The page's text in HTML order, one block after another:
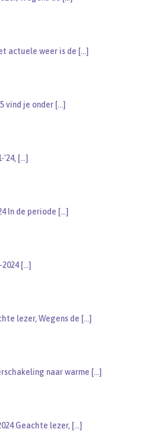
actuele weer is de […]
vind je onder […]
[…]
In de periode […]
[…]
lezer, Wegens de […]
naar warme […]
Geachte lezer, […]